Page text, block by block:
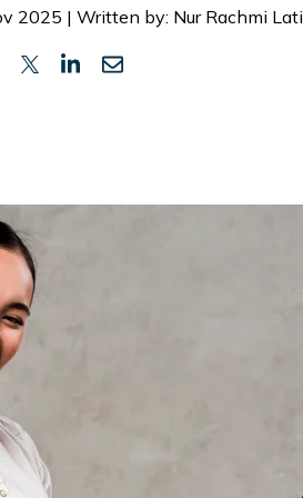
2025 | Written by: Nur Rachmi